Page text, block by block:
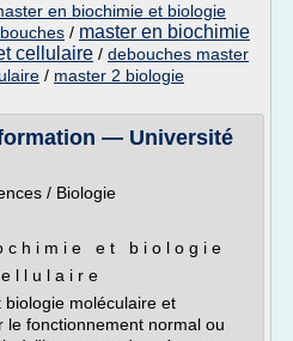
en biochimie et biologie
/ master en biochimie
cellulaire / debouches master
/ master 2 biologie
— Université
/ Biologie
h i m i e e t b i o l o g i e
l l u l a i r e
moléculaire et
le fonctionnement normal ou